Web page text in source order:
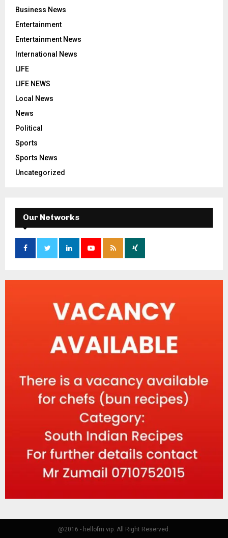
Business News
Entertainment
Entertainment News
International News
LIFE
LIFE NEWS
Local News
News
Political
Sports
Sports News
Uncategorized
Our Networks
@2016 - hellofm.vip. All Right Reserved.